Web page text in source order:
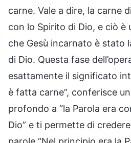
carne. Vale a dire, la carne
con lo Spirito di Dio, e ciò è
che Gesù incarnato è stato
di Dio. Questa fase
esattamente il significato
è fatta carne”, conferisce
profondo a “la Parola era
Dio” e ti permette di